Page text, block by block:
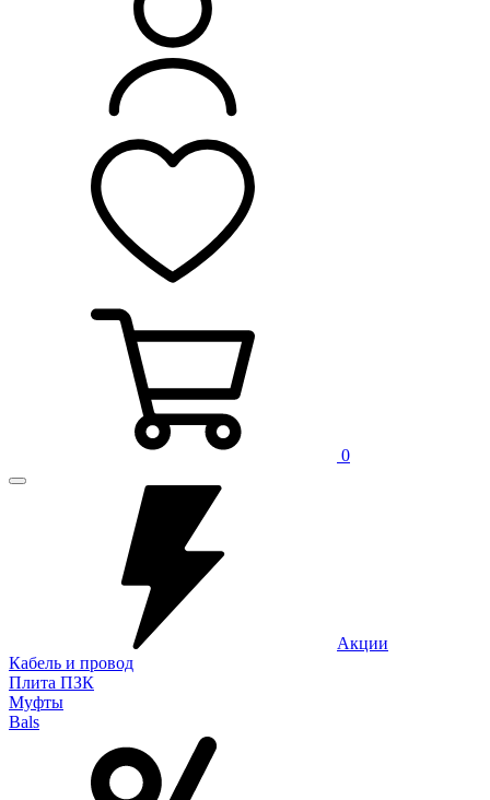
0
Акции
Кабель и провод
Плита ПЗК
Муфты
Bals